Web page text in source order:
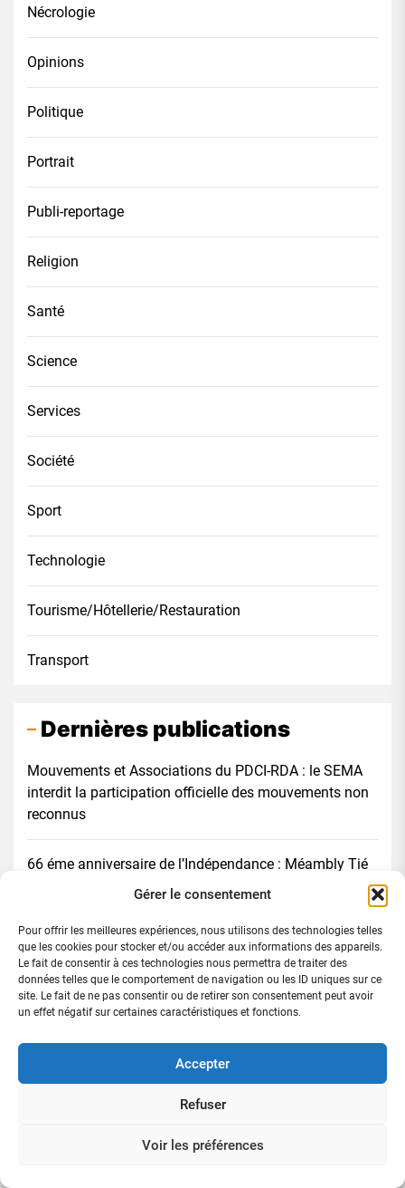
Gérer le consentement
Pour offrir les meilleures expériences, nous utilisons des technologies telles
que les cookies pour stocker et/ou accéder aux informations des appareils.
Le fait de consentir à ces technologies nous permettra de traiter des
données telles que le comportement de navigation ou les ID uniques sur ce
site. Le fait de ne pas consentir ou de retirer son consentement peut avoir
un effet négatif sur certaines caractéristiques et fonctions.
Accepter
Refuser
Voir les préférences
Nécrologie
Opinions
Politique
Portrait
Publi-reportage
Religion
Santé
Science
Services
Société
Sport
Technologie
Tourisme/Hôtellerie/Restauration
Transport
Dernières publications
Mouvements et Associations du PDCI-RDA : le SEMA
interdit la participation officielle des mouvements non
reconnus
66 éme anniversaire de l’Indépendance : Méambly Tié
Évariste tourne une page politique et se consacre à
Coopération économique : la Côte d’Ivoire et le Ghana
unissent leurs forces pour lever les barrières aux
échanges commerciaux
la GCCI-CI, la CCI-CI, la FENACI, l’Ambassade de Côte
d’Ivoire au Ghana et les autorités des deux pays